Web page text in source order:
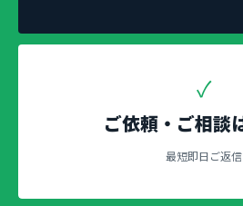
✓
ご依頼・ご相談
最短即日ご返信